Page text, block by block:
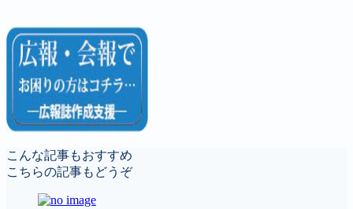
こんな記事もおすすめ
こちらの記事もどうぞ